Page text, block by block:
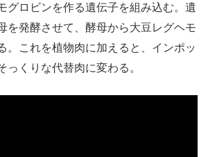
グロビンを作る遺伝子を組み込む。遺
を発酵させて、酵母から大豆レグヘモ
。これを植物肉に加えると、インポッ
っくりな代替肉に変わる。